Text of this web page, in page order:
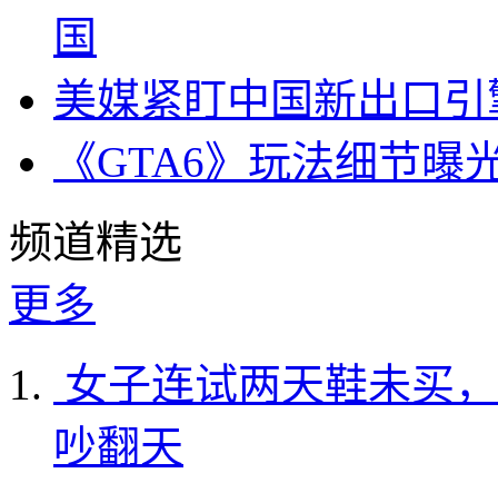
国
美媒紧盯中国新出口
《GTA6》玩法细节
频道精选
更多
女子连试两天鞋未买
吵翻天